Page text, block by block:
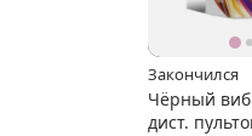
Закончился
Чёрный
дист.